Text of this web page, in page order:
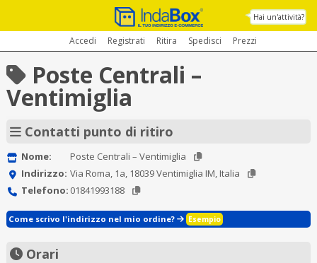
Hai un'attività?
Accedi Registrati Ritira Spedisci Prezzi
Poste Centrali –
Ventimiglia
Contatti punto di ritiro
Nome:
Poste Centrali – Ventimiglia
Indirizzo: Via Roma, 1a, 18039 Ventimiglia IM, Italia
Telefono: 01841993188
Come scrivo l'indirizzo nel mio ordine? Esempio
Orari